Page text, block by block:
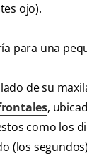
ojo).
para una
de su
,
como los
(los